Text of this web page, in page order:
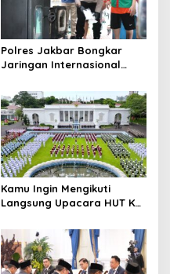
Polres Jakbar Bongkar
Jaringan Internasional
Narkoba, 7 Tersangka
Diringkus dan Barang Bukti
1,1 Ton Rp119 Miliar
Dimusnahkan
Kamu Ingin Mengikuti
Langsung Upacara HUT Ke-
Istana? Ini Link
Pendaftaran Resminya di
Sini